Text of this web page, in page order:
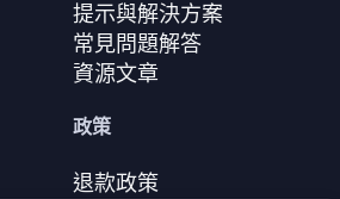
提示與解決方案
常見問題解答
資源文章
政策
退款政策